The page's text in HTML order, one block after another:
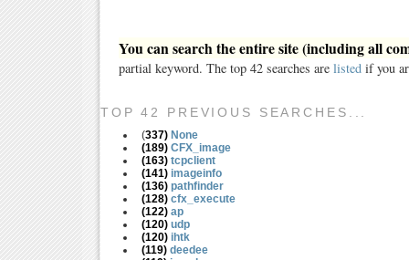
You can search the entire site (including all
partial keyword. The top 42 searches are listed if you
TOP 42 PREVIOUS SEARCHES...
(337) None
(189) CFX_image
(163) tcpclient
(141) imageinfo
(136) pathfinder
(128) cfx_execute
(122) ap
(120) udp
(120) ihtk
(119) deedee